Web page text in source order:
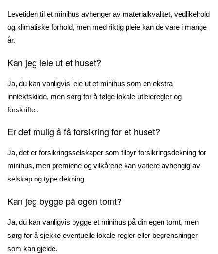
Levetiden til et minihus avhenger av materialkvalitet, vedlikehold
og klimatiske forhold, men med riktig pleie kan de vare i mange
år.
Kan jeg leie ut et huset?
Ja, du kan vanligvis leie ut et minihus som en ekstra
inntektskilde, men sørg for å følge lokale utleieregler og
forskrifter.
Er det mulig å få forsikring for et huset?
Ja, det er forsikringsselskaper som tilbyr forsikringsdekning for
minihus, men premiene og vilkårene kan variere avhengig av
selskap og type dekning.
Kan jeg bygge på egen tomt?
Ja, du kan vanligvis bygge et minihus på din egen tomt, men
sørg for å sjekke eventuelle lokale regler eller begrensninger
som kan gjelde.